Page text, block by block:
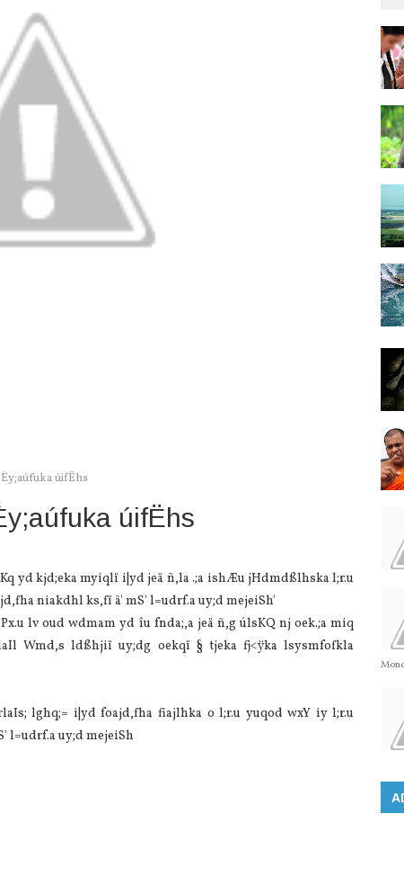
úifËhs
úifËhs
yd kjd;eka myiqlï i|yd jeä ñ,la .;a ishÆu jHdmdßlhska l;r.u
niakdhl ks,fï ã' mS' l=udrf.a uy;d mejeiSh'
lv oud wdmam yd îu fnda;,a jeä ñ,g úlsKQ nj oek.;a miq
Wmd,s ldßhjiï uy;dg oekqï § tjeka fj<ÿka lsysmfofkla
lghq;= i|yd foajd,fha fiajlhka o l;r.u yuqod wxY iy l;r.u
l=udrf.a uy;d mejeiSh